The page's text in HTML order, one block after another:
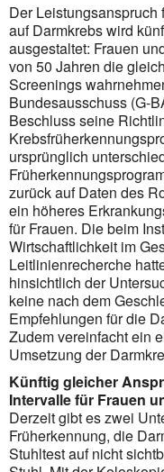
Der Leistungsanspruch
auf Darmkrebs wird
ausgestaltet: Frauen
von 50 Jahren die
Screenings
Bundesausschuss (G-
Beschluss seine
ursprünglich
zurück auf Daten des
ein höheres
für Frauen. Die beim
Wirtschaftlichkeit im
Leitlinienrecherche
hinsichtlich der
keine nach dem
Empfehlungen für die
Zudem vereinfacht ein
Umsetzung der
Künftig gleicher
Intervalle für Frauen
Derzeit gibt es zwei
Früherkennung, die
Stuhltest auf nicht